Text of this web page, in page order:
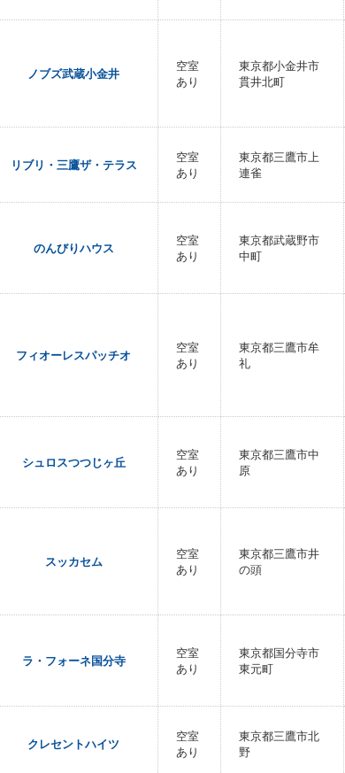
ノブズ武蔵小金井
空室
あり
東京都小金井市
貫井北町
リブリ・三鷹ザ・テラス
空室
あり
東京都三鷹市上
連雀
のんびりハウス
空室
あり
東京都武蔵野市
中町
フィオーレスパッチオ
空室
あり
東京都三鷹市牟
礼
シュロスつつじヶ丘
空室
あり
東京都三鷹市中
原
スッカセム
空室
あり
東京都三鷹市井
の頭
ラ・フォーネ国分寺
空室
あり
東京都国分寺市
東元町
クレセントハイツ
空室
あり
東京都三鷹市北
野